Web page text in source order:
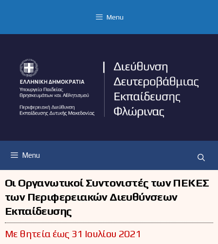
Menu
Menu
Οι Οργανωτικοί Συντονιστές των ΠΕΚΕΣ
των Περιφερειακών Διευθύνσεων
Εκπαίδευσης
Με θητεία έως 31 Ιουλίου 2021